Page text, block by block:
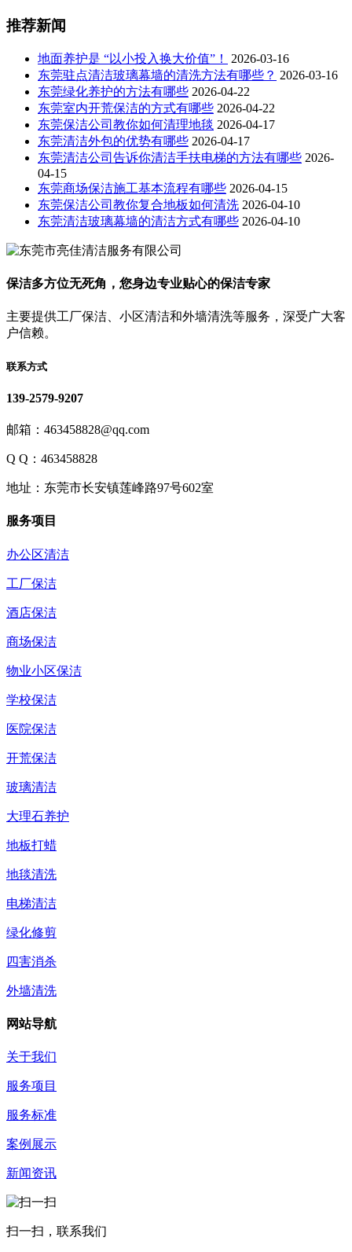
推荐新闻
地面养护是 “以小投入换大价值”！
2026-03-16
东莞驻点清洁玻璃幕墙的清洗方法有哪些？ 2026-03-16
东莞绿化养护的方法有哪些 2026-04-22
东莞室内开荒保洁的方式有哪些 2026-04-22
东莞保洁公司教你如何清理地毯 2026-04-17
东莞清洁外包的优势有哪些 2026-04-17
东莞清洁公司告诉你清洁手扶电梯的方法有哪些 2026-
04-15
东莞商场保洁施工基本流程有哪些 2026-04-15
东莞保洁公司教你复合地板如何清洗 2026-04-10
东莞清洁玻璃幕墙的清洁方式有哪些 2026-04-10
保洁多方位无死角，您身边专业贴心的保洁专家
主要提供工厂保洁、小区清洁和外墙清洗等服务，深受广大客
户信赖。
联系方式
139-2579-9207
邮箱：463458828@qq.com
Q Q：463458828
地址：东莞市长安镇莲峰路97号602室
服务项目
办公区清洁
工厂保洁
酒店保洁
商场保洁
物业小区保洁
学校保洁
医院保洁
开荒保洁
玻璃清洁
大理石养护
地板打蜡
地毯清洗
电梯清洁
绿化修剪
四害消杀
外墙清洗
网站导航
关于我们
服务项目
服务标准
案例展示
新闻资讯
扫一扫，联系我们